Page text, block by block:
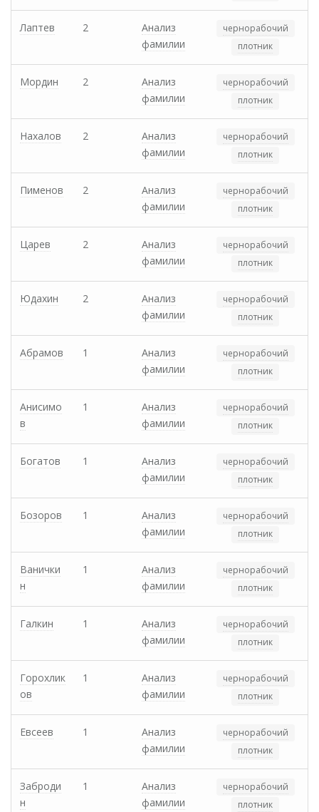
Лаптев 2
Анализ
фамилии
чернорабочий
плотник
Мордин 2
Анализ
фамилии
чернорабочий
плотник
Нахалов 2
Анализ
фамилии
чернорабочий
плотник
Пименов 2
Анализ
фамилии
чернорабочий
плотник
Царев 2
Анализ
фамилии
чернорабочий
плотник
Юдахин 2
Анализ
фамилии
чернорабочий
плотник
Абрамов 1
Анализ
фамилии
чернорабочий
плотник
Анисимо
в
1
Анализ
фамилии
чернорабочий
плотник
Богатов 1
Анализ
фамилии
чернорабочий
плотник
Бозоров 1
Анализ
фамилии
чернорабочий
плотник
Ванички
н
1
Анализ
фамилии
чернорабочий
плотник
Галкин 1
Анализ
фамилии
чернорабочий
плотник
Горохлик
ов
1
Анализ
фамилии
чернорабочий
плотник
Евсеев 1
Анализ
фамилии
чернорабочий
плотник
Заброди
н
1
Анализ
фамилии
чернорабочий
плотник